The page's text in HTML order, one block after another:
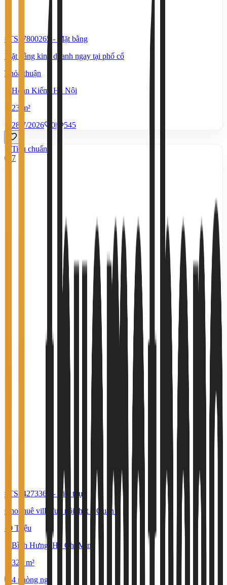
#TS37800265 -
Mặt bằng
Mặt bằng kinh doanh ngay tại phố cổ
Thỏa thuận
Hoàn Kiếm, Hà Nội
23 m²
28/7/2026
0| 545
Tiêu chuẩn
7
#TS74273362 -
Biệt thự
Cho thuê villa full nội thất ở Quận 8
50 Triệu
Bình Hưng, Hồ Chí Minh
328 m²
4 phòng ngủ